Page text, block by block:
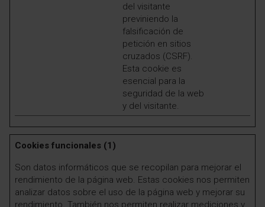
del visitante
previniendo la
falsificación de
petición en sitios
cruzados (CSRF).
Esta cookie es
esencial para la
seguridad de la web
y del visitante.
Cookies funcionales (1)
Son datos informáticos que se recopilan para mejorar el
rendimiento de la página web. Estas cookies nos permiten
analizar datos sobre el uso de la página web y mejorar su
rendimiento. También nos permiten realizar mediciones y